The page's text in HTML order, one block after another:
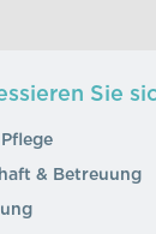
Sie
& Betreuung